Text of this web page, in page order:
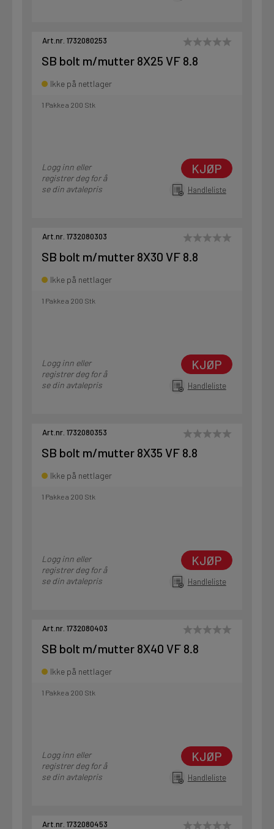
Art.nr. 1732080253
SB bolt m/mutter 8X25 VF 8.8
Ikke på nettlager
1 Pakke a 200 Stk
Logg inn eller
registrer deg for å
se din avtalepris
KJØP
Handleliste
Art.nr. 1732080303
SB bolt m/mutter 8X30 VF 8.8
Ikke på nettlager
1 Pakke a 200 Stk
Logg inn eller
registrer deg for å
se din avtalepris
KJØP
Handleliste
Art.nr. 1732080353
SB bolt m/mutter 8X35 VF 8.8
Ikke på nettlager
1 Pakke a 200 Stk
Logg inn eller
registrer deg for å
se din avtalepris
KJØP
Handleliste
Art.nr. 1732080403
SB bolt m/mutter 8X40 VF 8.8
Ikke på nettlager
1 Pakke a 200 Stk
Logg inn eller
registrer deg for å
se din avtalepris
KJØP
Handleliste
Art.nr. 1732080453